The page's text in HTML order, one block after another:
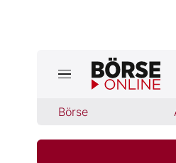
Börse
Jetzt aktuelle